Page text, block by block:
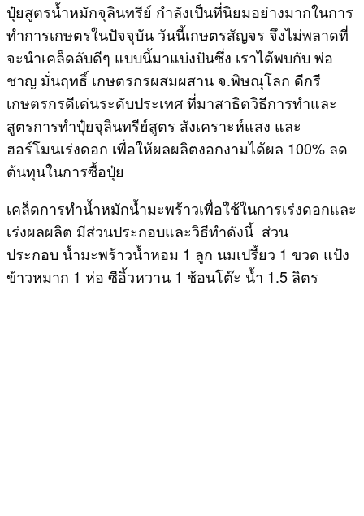
ปุ๋ยสูตรน้ำหมักจุลินทรีย์ กำลังเป็นที่นิยมอย่างมากในการ
ทำการเกษตรในปัจจุบัน วันนี้เกษตรสัญจร จึงไม่พลาดที่
จะนำเคล็ดลับดีๆ แบบนี้มาแบ่งปันซึ่ง เราได้พบกับ พ่อ
ชาญ มั่นฤทธิ์ เกษตรกรผสมผสาน จ.พิษณุโลก ดีกรี
เกษตรกรดีเด่นระดับประเทศ ที่มาสาธิตวิธีการทำและ
สูตรการทำปุ๋ยจุลินทรีย์สูตร สังเคราะห์แสง และ
ฮอร์โมนเร่งดอก เพื่อให้ผลผลิตงอกงามได้ผล 100% ลด
ต้นทุนในการซื้อปุ๋ย
เคล็ดการทำน้ำหมักน้ำมะพร้าวเพื่อใช้ในการเร่งดอกและ
เร่งผลผลิต มีส่วนประกอบและวิธีทำดังนี้ ส่วน
ประกอบ น้ำมะพร้าวน้ำหอม 1 ลูก นมเปรี้ยว 1 ขวด แป้ง
ข้าวหมาก 1 ห่อ ซีอิ้วหวาน 1 ช้อนโต๊ะ น้ำ 1.5 ลิตร